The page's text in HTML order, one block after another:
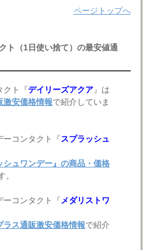
ページトップへ
ト（1日使い捨て）の最安値通
クト『デイリーズアクア』は
激安価格情報で紹介していま
ーコンタクト『スプラッシュ
シュワンデー』の商品・価格
。
ーコンタクト『 メダリストワ
ラス通販激安価格情報で紹介